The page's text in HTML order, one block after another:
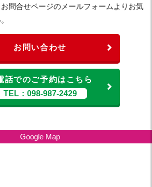
問合せページのメールフォームよりお気
お問い合わせ
話でのご予約はこちら
TEL：098-987-2429
Google Map